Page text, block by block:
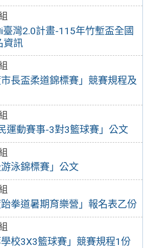
i臺灣2.0計畫-115年竹塹盃全國
資訊
市長盃柔道錦標賽」競賽規程及
運動賽事-3對3籃球賽」公文
泳錦標賽」公文
跆拳道暑期育樂營」報名表乙份
學校3X3籃球賽」競賽規程1份